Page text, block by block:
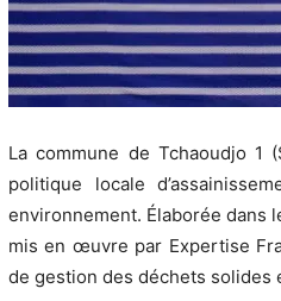
La commune de Tchaoudjo 1
politique locale
environnement. Élaborée dans
mis en œuvre par Expertise
de gestion des déchets solides